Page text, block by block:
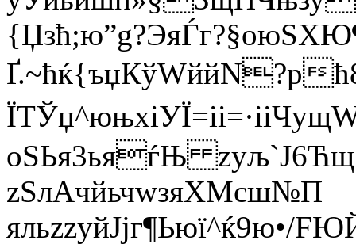
Ґ.~ћќ{ъџКў WййN?р
oSЬя3ья­ѓЊ
zSлАчйьчwзяХМcш№П
яльzzуйJјг¶Ьюї^ќ9ю•/